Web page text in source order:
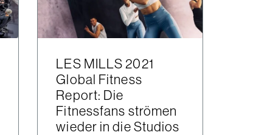
LES MILLS 2021
Global Fitness
Report: Die
Fitnessfans strömen
wieder in die Studios